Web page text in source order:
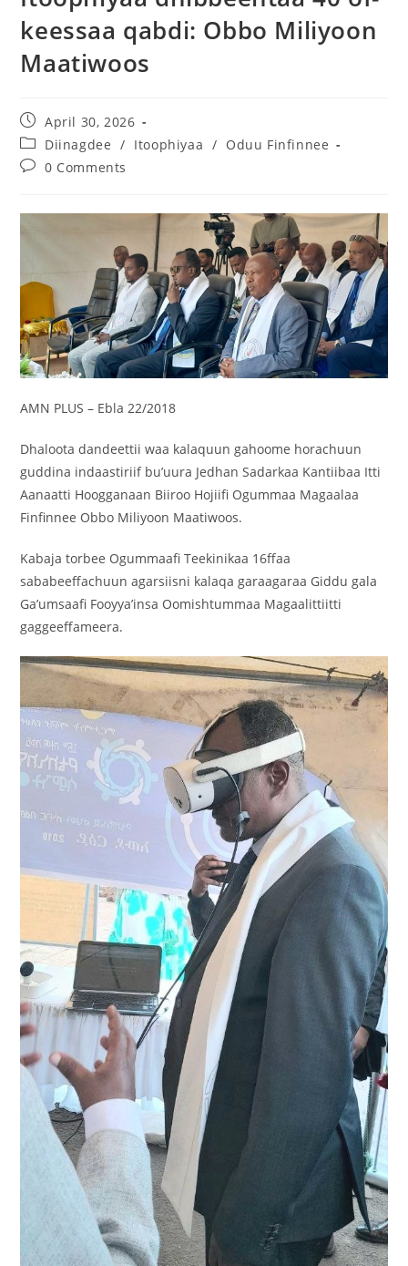
keessaa qabdi: Obbo Miliyoon
Maatiwoos
April 30, 2026
Diinagdee / Itoophiyaa / Oduu Finfinnee
0 Comments
AMN PLUS – Ebla 22/2018
Dhaloota dandeettii waa kalaquun gahoome horachuun
guddina indaastiriif bu’uura Jedhan Sadarkaa Kantiibaa Itti
Aanaatti Hoogganaan Biiroo Hojiifi Ogummaa Magaalaa
Finfinnee Obbo Miliyoon Maatiwoos.
Kabaja torbee Ogummaafi Teekinikaa 16ffaa
sababeeffachuun agarsiisni kalaqa garaagaraa Giddu gala
Ga’umsaafi Fooyya’insa Oomishtummaa Magaalittiitti
gaggeeffameera.